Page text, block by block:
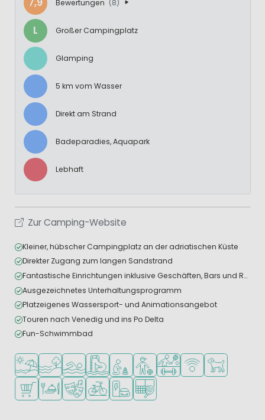
Bewertungen (8)
L Großer Campingplatz
Glamping
5 km vom Wasser
Direkt am Strand
Badeparadies, Aquapark
Lebhaft
Zur Camping-Website
Kleiner, hübscher Campingplatz an der adriatischen Küste
Direkter Zugang zum langen Sandstrand
Fantastische Einrichtungen inklusive Geschäften, Bars und Restaurants
Ausgezeichnetes Unterhaltungsprogramm
Platzeigenes Wassersport- und Animationsangebot
Touren nach Venedig und ins Po Delta
Fun-Schwimmbad
Am Strand und Meer
Am Wasser
FreibadBadeparadies oder Wasserpark
Empfohlen für kleine Kinder
Empfohlen für Teenager
Viele Sportmöglichkeiten
WLAN verfügbar
Haustiere
Supermarkt/Laden
Restaurant oder Pizzeria
Animationsteam
Fahrradverleih
Ladestation für E-Autos
Padel-Platz